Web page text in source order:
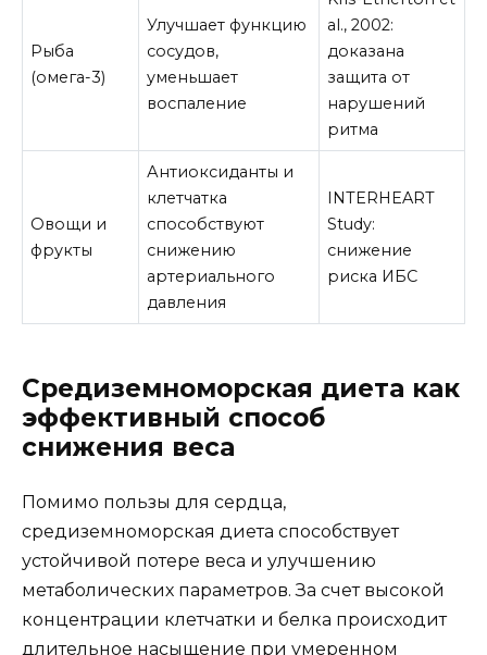
Рыба
(омега-3)
Улучшает функцию
сосудов,
уменьшает
воспаление
al., 2002:
доказана
защита от
нарушений
ритма
Овощи и
фрукты
Антиоксиданты и
клетчатка
способствуют
снижению
артериального
давления
INTERHEART
Study:
снижение
риска ИБС
Средиземноморская диета как
эффективный способ
снижения веса
Помимо пользы для сердца,
средиземноморская диета способствует
устойчивой потере веса и улучшению
метаболических параметров. За счет высокой
концентрации клетчатки и белка происходит
длительное насыщение при умеренном